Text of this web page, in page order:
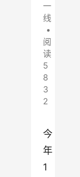
一
线
•
阅
读
5
8
3
2
今
年
1